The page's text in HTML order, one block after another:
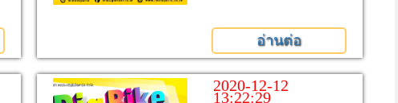
อ่านต่อ
2020-12-12
13:22:29